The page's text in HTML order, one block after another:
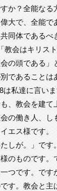
か？全能なる
大で、全能で
同体であるべ
教会はキリス
の頭である」
であることは
は私達に言い
、教会を建て
の働き人、し
エス様です。
しが。」です
のものです。
つです。です
す。教会と主